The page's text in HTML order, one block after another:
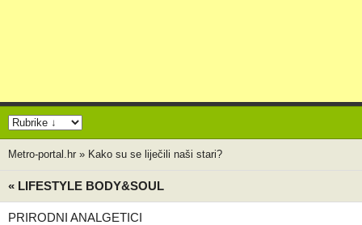
Metro-portal.hr » Kako su se liječili naši stari?
« LIFESTYLE BODY&SOUL
PRIRODNI ANALGETICI